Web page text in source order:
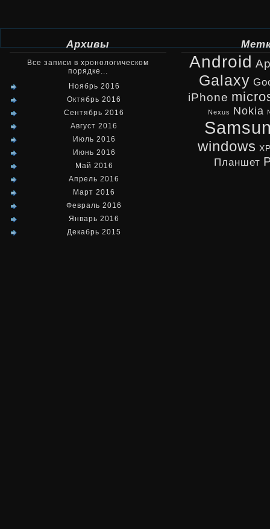
Архивы
Все записи в хронологическом
порядке...
Ноябрь 2016
Октябрь 2016
Сентябрь 2016
Август 2016
Июль 2016
Июнь 2016
Май 2016
Апрель 2016
Март 2016
Февраль 2016
Январь 2016
Декабрь 2015
Android
Galaxy
iPhone
Nexus Nokia
windows
Планшет